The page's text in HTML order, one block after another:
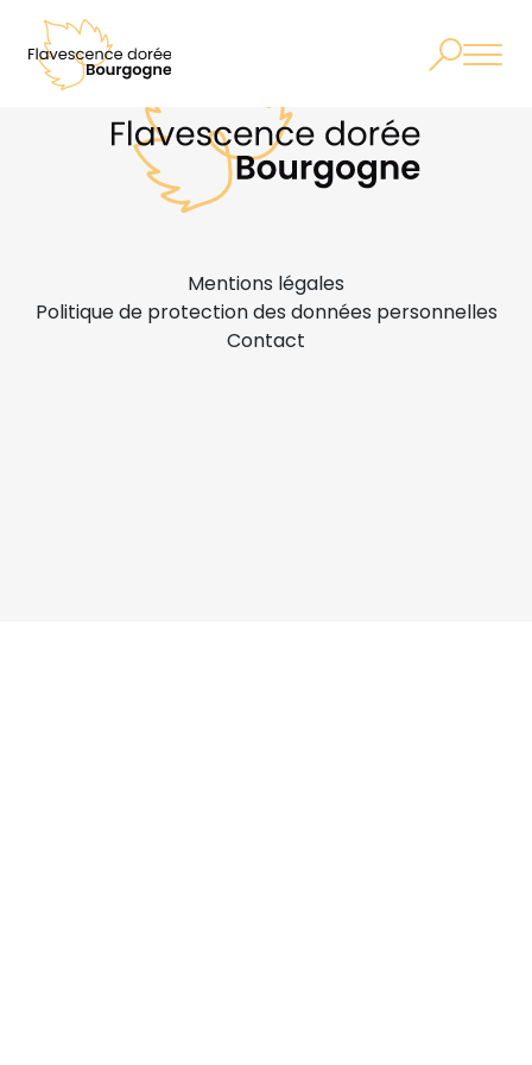
Mentions légales
Politique de protection des données personnelles
Contact